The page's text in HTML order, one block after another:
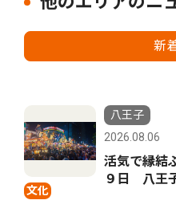
新
文化
八王子
2026.08.06
活気で縁結
９日 八王